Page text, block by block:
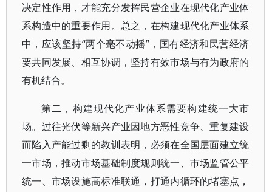
决定性作用，才能充分发挥民营企业在现代化产业体
系构造中的重要作用。总之，在构建现代化产业体系
中，应该坚持“两个毫不动摇”，国有经济和民营经济
要共同发展、相互协调，坚持有效市场与有为政府的
有机结合。
第二，构建现代化产业体系需要构建统一大市
场。过往光伏等新兴产业因地方恶性竞争、重复建设
而陷入产能过剩的教训表明，必须在全国层面建立统
一市场，推动市场基础制度规则统一、市场监管公平
统一、市场设施高标准联通，打通内循环的堵塞点，